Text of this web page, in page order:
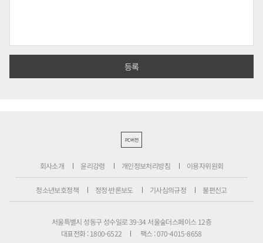
PC버전
회사소개 윤리강령 개인정보처리방침 이용자위원회
청소년보호정책 정정·반론보도 기사심의규정 불편신고
서울특별시 성동구 성수일로 39-34 서울숲더스페이스 12층
대표전화 : 1800-6522
팩스 : 070-4015-8658